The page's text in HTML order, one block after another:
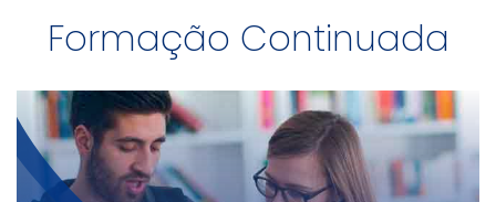
Formação Continuada